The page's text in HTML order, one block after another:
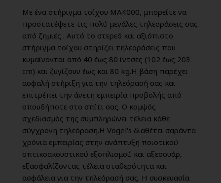
Με ένα στήριγμα τοίχου MA4000, μπορείτε να
προστατέψετε τις πολύ μεγάλες τηλεοράσεις σας
από ζημιές . Αυτό το στερεό και αξιόπιστο
στήριγμα τοίχου στηρίζει τηλεοράσεις που
κυμαίνονται από 40 έως 80 ίντσες (102 έως 203
cm) και ζυγίζουν έως και 80 kg.Η βάση παρέχει
ασφαλή στήριξη για την τηλεόρασή σας και
επιτρέπει την άνετη εμπειρία προβολής από
οπουδήποτε στο σπίτι σας. Ο κομψός
σχεδιασμός της συμπληρώνει τέλεια κάθε
σύγχρονη τηλεόραση.Η Vogel's διαθέτει σαράντα
χρόνια εμπειρίας στην ανάπτυξη ποιοτικού
οπτικοακουστικού εξοπλισμού και αξεσουάρ,
εξασφαλίζοντας τέλεια σταθερότητα και
ασφάλεια για την τηλεόρασή σας. Η συσκευασία